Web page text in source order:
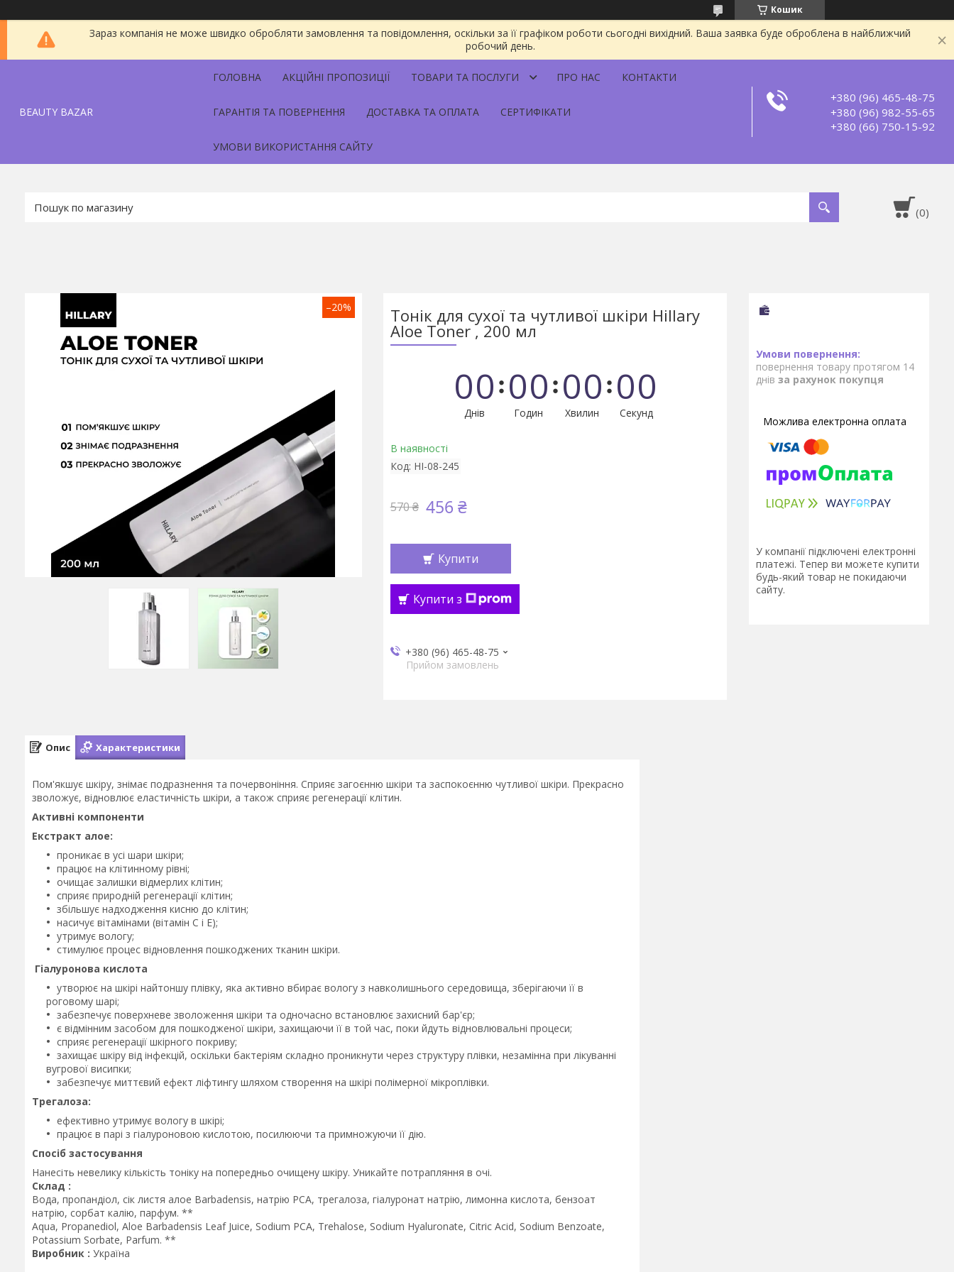
Кошик
Зараз компанія не може швидко обробляти замовлення та повідомлення, оскільки за її графіком роботи сьогодні вихідний. Ваша заявка буде оброблена в найближчий
робочий день.
BEAUTY BAZAR
ГОЛОВНА АКЦІЙНІ ПРОПОЗИЦІЇ ТОВАРИ ТА ПОСЛУГИ ПРО НАС КОНТАКТИ
ГАРАНТІЯ ТА ПОВЕРНЕННЯ ДОСТАВКА ТА ОПЛАТА СЕРТИФІКАТИ
УМОВИ ВИКОРИСТАННЯ САЙТУ
+380 (96) 465-48-75
+380 (96) 982-55-65
+380 (66) 750-15-92
–20% Тонік для сухої та чутливої шкіри Hillary
Aloe Toner , 200 мл
00
Днів
00
Годин
00
Хвилин
00
Секунд
В наявності
Код: HI-08-245
570 ₴ 456 ₴
Купити
Купити з
+380 (96) 465-48-75
Прийом замовлень
повернення товару протягом 14
днів за рахунок покупця
У компанії підключені електронні
платежі. Тепер ви можете купити
будь-який товар не покидаючи
сайту.
Опис Характеристики
Пом'якшує шкіру, знімає подразнення та почервоніння. Сприяє загоєнню шкіри та заспокоєнню чутливої шкіри. Прекрасно
зволожує, відновлює еластичність шкіри, а також сприяє регенерації клітин.
Активні компоненти
Екстракт алое:
проникає в усі шари шкіри;
працює на клітинному рівні;
очищає залишки відмерлих клітин;
сприяє природній регенерації клітин;
збільшує надходження кисню до клітин;
насичує вітамінами (вітамін С і Е);
утримує вологу;
стимулює процес відновлення пошкоджених тканин шкіри.
Гіалуронова кислота
утворює на шкірі найтоншу плівку, яка активно вбирає вологу з навколишнього середовища, зберігаючи її в
роговому шарі;
забезпечує поверхневе зволоження шкіри та одночасно встановлює захисний бар'єр;
є відмінним засобом для пошкодженої шкіри, захищаючи її в той час, поки йдуть відновлювальні процеси;
сприяє регенерації шкірного покриву;
захищає шкіру від інфекцій, оскільки бактеріям складно проникнути через структуру плівки, незамінна при лікуванні
вугрової висипки;
забезпечує миттєвий ефект ліфтингу шляхом створення на шкірі полімерної мікроплівки.
Трегалоза:
ефективно утримує вологу в шкірі;
працює в парі з гіалуроновою кислотою, посилюючи та примножуючи її дію.
Спосіб застосування
Нанесіть невелику кількість тоніку на попередньо очищену шкіру. Уникайте потрапляння в очі.
Склад :
Вода, пропандіол, сік листя алое Barbadensis, натрію PCA, трегалоза, гіалуронат натрію, лимонна кислота, бензоат
натрію, сорбат калію, парфум. **
Aqua, Propanediol, Aloe Barbadensis Leaf Juice, Sodium PCA, Trehalose, Sodium Hyaluronate, Citric Acid, Sodium Benzoate,
Potassium Sorbate, Parfum. **
Виробник : Україна